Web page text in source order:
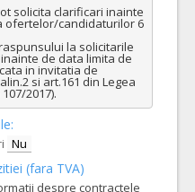
solicita clarificari inainte
ofertelor/candidaturilor 6
la solicitarile
de data limita de
in invitatia de
si art.161 din Legea
2017).
Nu
(fara TVA)
despre contractele